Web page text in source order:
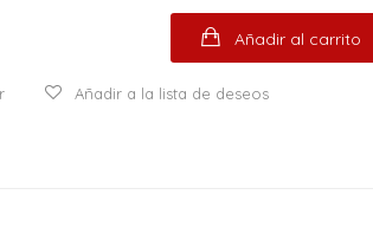
Añadir al carrito
Añadir a la lista de deseos